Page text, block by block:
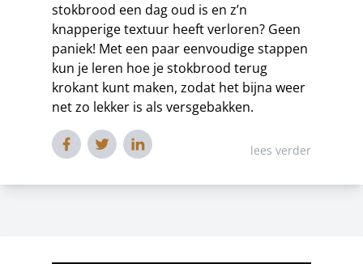
stokbrood een dag oud is en z’n
knapperige textuur heeft verloren? Geen
paniek! Met een paar eenvoudige stappen
kun je leren hoe je stokbrood terug
krokant kunt maken, zodat het bijna weer
net zo lekker is als versgebakken.
lees verder